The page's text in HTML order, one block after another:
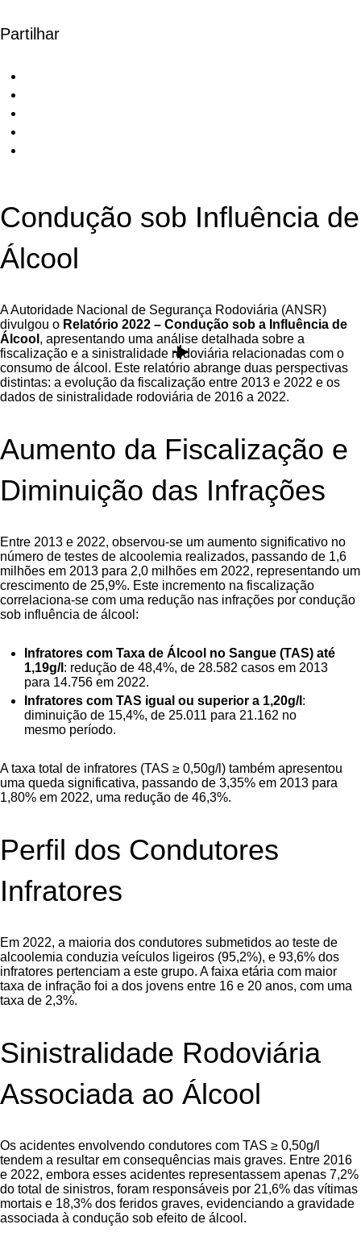
Partilhar
Condução sob Influência de
Álcool
A Autoridade Nacional de Segurança Rodoviária (ANSR)
divulgou o Relatório 2022 – Condução sob a Influência de
Álcool , apresentando uma análise detalhada sobre a
fiscalização e a sinistralidade rodoviária relacionadas com o
consumo de álcool. Este relatório abrange duas perspectivas
distintas: a evolução da fiscalização entre 2013 e 2022 e os
dados de sinistralidade rodoviária de 2016 a 2022.
Aumento da Fiscalização e
Diminuição das Infrações
Entre 2013 e 2022, observou-se um aumento significativo no
número de testes de alcoolemia realizados, passando de 1,6
milhões em 2013 para 2,0 milhões em 2022, representando um
crescimento de 25,9%. Este incremento na fiscalização
correlaciona-se com uma redução nas infrações por condução
sob influência de álcool:
Infratores com Taxa de Álcool no Sangue (TAS) até
1,19g/l : redução de 48,4%, de 28.582 casos em 2013
para 14.756 em 2022.
Infratores com TAS igual ou superior a 1,20g/l :
diminuição de 15,4%, de 25.011 para 21.162 no
mesmo período.
A taxa total de infratores (TAS ≥ 0,50g/l) também apresentou
uma queda significativa, passando de 3,35% em 2013 para
1,80% em 2022, uma redução de 46,3%.
Perfil dos Condutores
Infratores
Em 2022, a maioria dos condutores submetidos ao teste de
alcoolemia conduzia veículos ligeiros (95,2%), e 93,6% dos
infratores pertenciam a este grupo. A faixa etária com maior
taxa de infração foi a dos jovens entre 16 e 20 anos, com uma
taxa de 2,3%.
Sinistralidade Rodoviária
Associada ao Álcool
Os acidentes envolvendo condutores com TAS ≥ 0,50g/l
tendem a resultar em consequências mais graves. Entre 2016
e 2022, embora esses acidentes representassem apenas 7,2%
do total de sinistros, foram responsáveis por 21,6% das vítimas
mortais e 18,3% dos feridos graves, evidenciando a gravidade
associada à condução sob efeito de álcool.